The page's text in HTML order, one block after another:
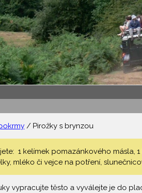
/ Pirožky s brynzou
1 kelímek pomazánkového másla,
mléko či vejce na potření,
vypracujte těsto a vyválejte je do